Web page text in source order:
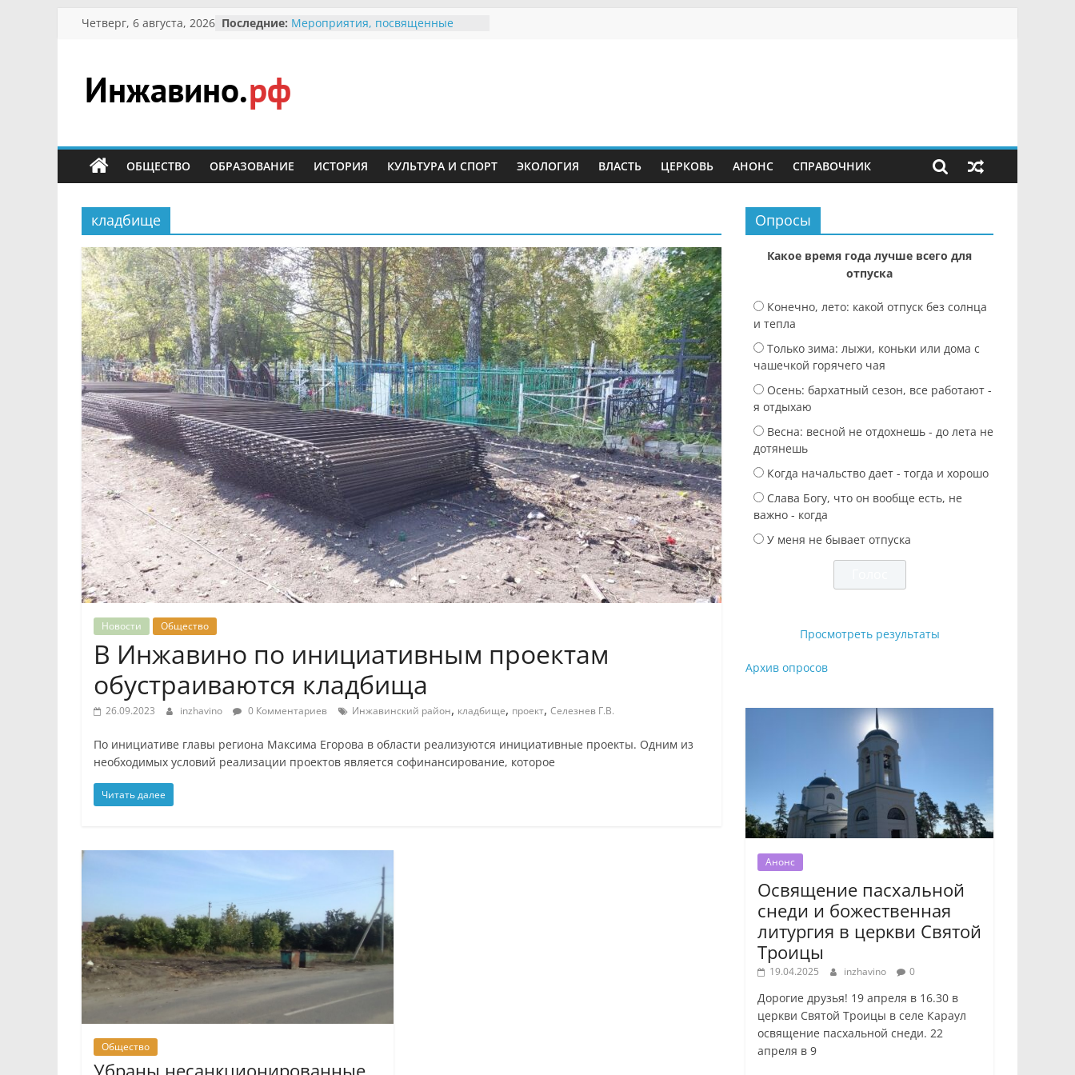
Перейти
Четверг, 6 августа, 2026 Последние: В вольере Воронинского
Отечественной, фронтовичке
Александре Николаевне
Инжавино.рф
сельский
портал
ОБЩЕСТВО ОБРАЗОВАНИЕ ИСТОРИЯ КУЛЬТУРА И СПОРТ ЭКОЛОГИЯ ВЛАСТЬ ЦЕРКОВЬ АНОНС СПРАВОЧНИК
кладбище
Новости Общество
В Инжавино по инициативным проектам
обустраиваются кладбища
26.09.2023 inzhavino 0 Комментариев Инжавинский район, кладбище, проект, Селезнев Г.В.
По инициативе главы региона Максима Егорова в области реализуются инициативные проекты. Одним из
необходимых условий реализации проектов является софинансирование, которое
Читать далее
Общество
Убраны несанкционированные
Опросы
Какое время года лучше всего для
отпуска
Конечно, лето: какой отпуск без солнца
и тепла
Только зима: лыжи, коньки или дома с
чашечкой горячего чая
Осень: бархатный сезон, все работают -
я отдыхаю
Весна: весной не отдохнешь - до лета не
дотянешь
Когда начальство дает - тогда и хорошо
Слава Богу, что он вообще есть, не
важно - когда
У меня не бывает отпуска
Просмотреть результаты
Архив опросов
Анонс
Освящение пасхальной
снеди и божественная
литургия в церкви Святой
Троицы
19.04.2025 inzhavino 0
Дорогие друзья! 19 апреля в 16.30 в
церкви Святой Троицы в селе Караул
освящение пасхальной снеди. 22
апреля в 9